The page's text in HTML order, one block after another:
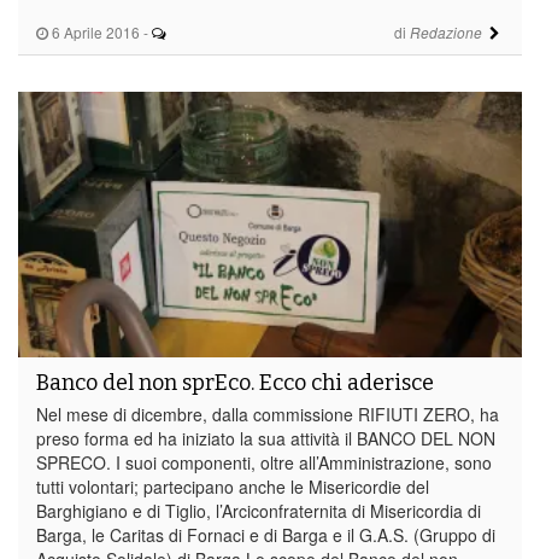
6 Aprile 2016 - di Redazione
Banco del non sprEco. Ecco chi aderisce
Nel mese di dicembre, dalla commissione RIFIUTI ZERO, ha
preso forma ed ha iniziato la sua attività il BANCO DEL NON
SPRECO. I suoi componenti, oltre all’Amministrazione, sono
tutti volontari; partecipano anche le Misericordie del
Barghigiano e di Tiglio, l’Arciconfraternita di Misericordia di
Barga, le Caritas di Fornaci e di Barga e il G.A.S. (Gruppo di